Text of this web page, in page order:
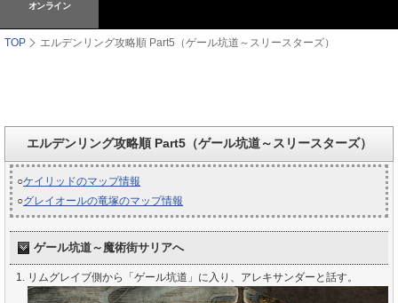
オンライン
TOP エルデンリング攻略順 Part5（ゲール坑道～スリースターズ）
エルデンリング攻略順 Part5（ゲール坑道～スリースターズ）
○ケイリッドのマップ情報
○グレイオールの竜塚のマップ情報
ゲール坑道～魔術街サリアへ
リムグレイブ側から「ゲール坑道」に入り、アレキサンダーと話す。